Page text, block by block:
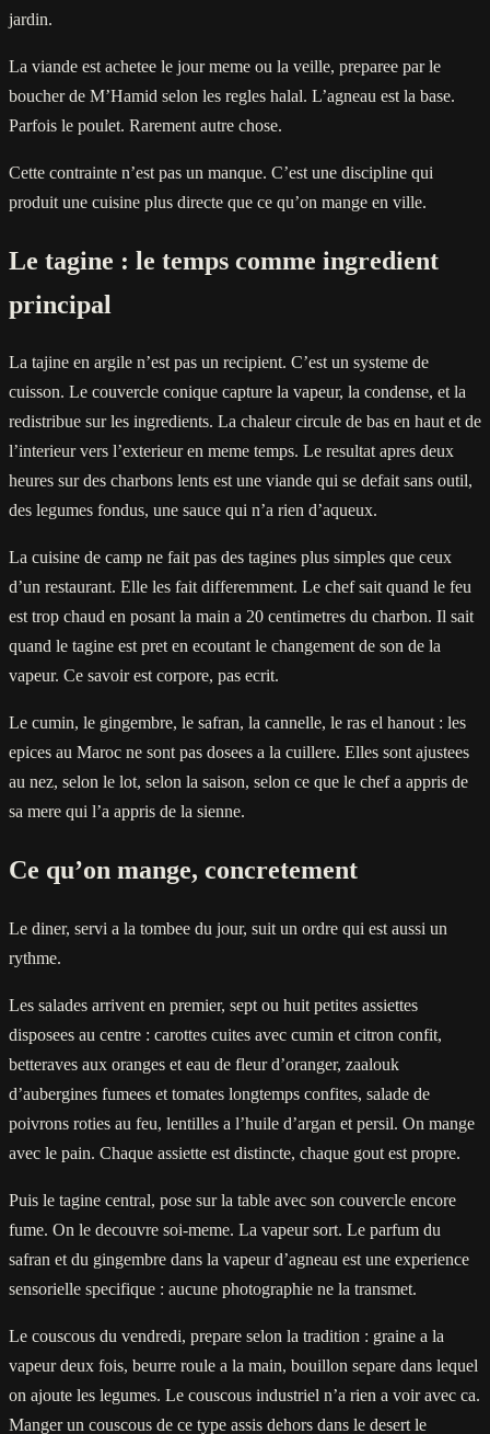
jardin.
La viande est achetee le jour meme ou la veille, preparee par le
boucher de M’Hamid selon les regles halal. L’agneau est la base.
Parfois le poulet. Rarement autre chose.
Cette contrainte n’est pas un manque. C’est une discipline qui
produit une cuisine plus directe que ce qu’on mange en ville.
Le tagine : le temps comme ingredient
principal
La tajine en argile n’est pas un recipient. C’est un systeme de
cuisson. Le couvercle conique capture la vapeur, la condense, et la
redistribue sur les ingredients. La chaleur circule de bas en haut et de
l’interieur vers l’exterieur en meme temps. Le resultat apres deux
heures sur des charbons lents est une viande qui se defait sans outil,
des legumes fondus, une sauce qui n’a rien d’aqueux.
La cuisine de camp ne fait pas des tagines plus simples que ceux
d’un restaurant. Elle les fait differemment. Le chef sait quand le feu
est trop chaud en posant la main a 20 centimetres du charbon. Il sait
quand le tagine est pret en ecoutant le changement de son de la
vapeur. Ce savoir est corpore, pas ecrit.
Le cumin, le gingembre, le safran, la cannelle, le ras el hanout : les
epices au Maroc ne sont pas dosees a la cuillere. Elles sont ajustees
au nez, selon le lot, selon la saison, selon ce que le chef a appris de
sa mere qui l’a appris de la sienne.
Ce qu’on mange, concretement
Le diner, servi a la tombee du jour, suit un ordre qui est aussi un
rythme.
Les salades arrivent en premier, sept ou huit petites assiettes
disposees au centre : carottes cuites avec cumin et citron confit,
betteraves aux oranges et eau de fleur d’oranger, zaalouk
d’aubergines fumees et tomates longtemps confites, salade de
poivrons roties au feu, lentilles a l’huile d’argan et persil. On mange
avec le pain. Chaque assiette est distincte, chaque gout est propre.
Puis le tagine central, pose sur la table avec son couvercle encore
fume. On le decouvre soi-meme. La vapeur sort. Le parfum du
safran et du gingembre dans la vapeur d’agneau est une experience
sensorielle specifique : aucune photographie ne la transmet.
Le couscous du vendredi, prepare selon la tradition : graine a la
vapeur deux fois, beurre roule a la main, bouillon separe dans lequel
on ajoute les legumes. Le couscous industriel n’a rien a voir avec ca.
Manger un couscous de ce type assis dehors dans le desert le